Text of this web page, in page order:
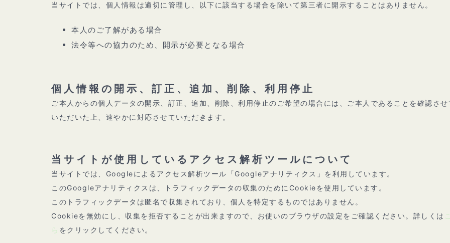
当サイトでは、個人情報は適切に管理し、以下に該当する場合を除いて第三者に開示することはありません。
本人のご了解がある場合
法令等への協力のため、開示が必要となる場合
個人情報の開示、訂正、追加、削除、利用停止
ご本人からの個人データの開示、訂正、追加、削除、利用停止のご希望の場合には、ご本人であることを確認させ
いただいた上、速やかに対応させていただきます。
当サイトが使用しているアクセス解析ツールについて
当サイトでは、Googleによるアクセス解析ツール「Googleアナリティクス」を利用しています。
このGoogleアナリティクスは、トラフィックデータの収集のためにCookieを使用しています。
このトラフィックデータは匿名で収集されており、個人を特定するものではありません。
Cookieを無効にし、収集を拒否することが出来ますので、お使いのブラウザの設定をご確認ください。詳しくは
ら をクリックしてください。